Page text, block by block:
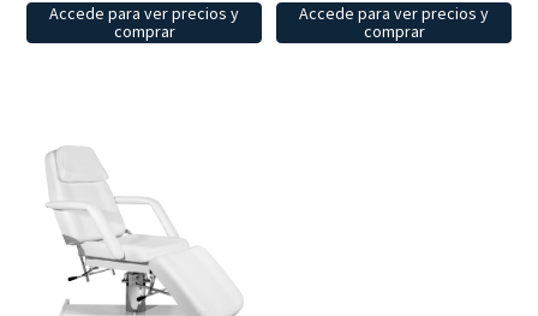
Accede para ver precios y
comprar
Accede para ver precios y
comprar